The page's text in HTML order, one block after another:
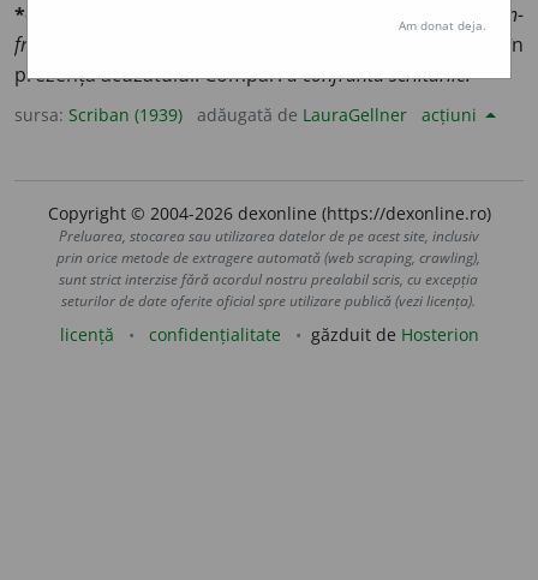
*confrúnt,
con-
fronter.
Pun marturiĭ în
prezența acuzatuluĭ. Compar:a confrunta scriiturile.
sursa: Scriban (1939) adăugată de LauraGellner acțiuni
Copyright © 2004-2026 dexonline (https://dexonline.ro)
Preluarea, stocarea sau utilizarea datelor de pe acest site, inclusiv
prin orice metode de extragere automată (web scraping, crawling),
sunt strict interzise fără acordul nostru prealabil scris, cu excepția
seturilor de date oferite oficial spre utilizare publică (vezi licența).
licență confidențialitate găzduit de Hosterion
Am donat deja.